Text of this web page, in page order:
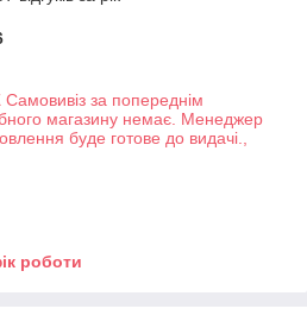
за попереднім
магазину немає. Менеджер
буде готове до видачі.,
роботи